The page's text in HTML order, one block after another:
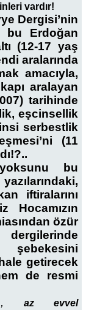
vardır!
Dergisi’nin
bu Erdoğan
(12-17 yaş
aralarında
amacıyla,
aralayan
tarihinde
eşcinsellik
serbestlik
(11
bu
iftiralarını
Hocamızın
özür
getirecek
de resmi
,
az evvel